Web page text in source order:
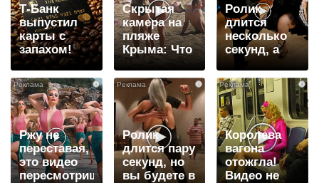
Т-Банк
выпустил
карты с
запахом!
Скрытая
камера на
пляже
Крыма: Что
люди
вытворяют,
когда их не
видят...
Ролик
длится
несколько
секунд, а
смеяться
вы будете
долго
i
Ржу не
переставая,
это видео
пересмотришь
i
Ролик
длится пару
секунд, но
вы будете в
i
Королева
вагона
отожгла!
Видео не